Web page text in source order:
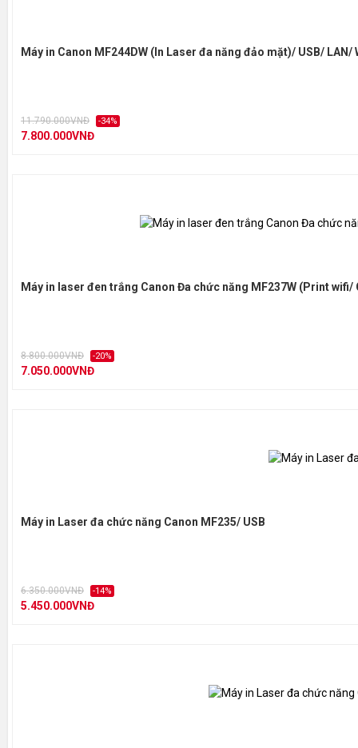
Máy in Canon MF244DW (In Laser đa năng đảo mặt)/ USB/ LAN/
11.790.000VNĐ -34%
7.800.000VNĐ
Máy in laser đen trắng Canon Đa chức năng MF237W (Print wifi/
8.800.000VNĐ -20%
7.050.000VNĐ
Máy in Laser đa chức năng Canon MF235/ USB
6.350.000VNĐ -14%
5.450.000VNĐ